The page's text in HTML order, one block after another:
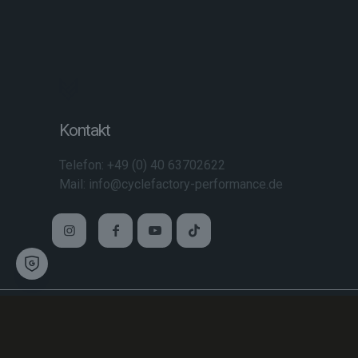
Kontakt
Telefon: +49 (0) 40 63702622
Mail: info@cyclefactory-performance.de